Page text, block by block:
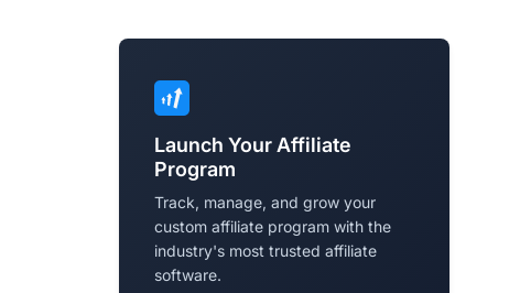
Launch Your Affiliate
Program
Track, manage, and grow your
custom affiliate program with the
industry's most trusted affiliate
software.